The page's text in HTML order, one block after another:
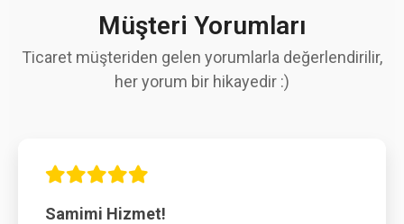
Müşteri Yorumları
Ticaret müşteriden gelen yorumlarla değerlendirilir,
her yorum bir hikayedir :)
Samimi Hizmet!